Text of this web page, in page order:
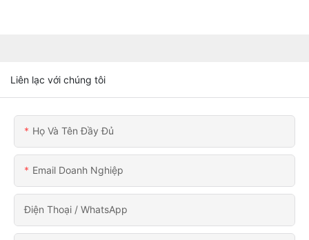
Liên lạc với chúng tôi
Họ Và Tên Đầy Đủ
Email Doanh Nghiệp
Điện Thoại / WhatsApp